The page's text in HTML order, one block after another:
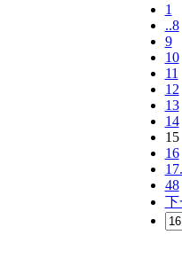
1
..8
9
10
11
12
13
14
15
16
48
下